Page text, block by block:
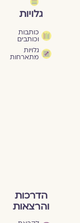
גלויות
כותבות
וכותבים
גלויות
מתארחות
הדרכות
והרצאות